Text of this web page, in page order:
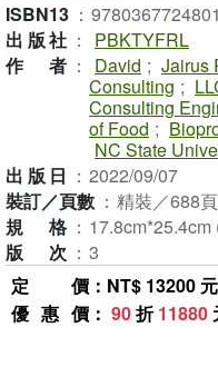
ISBN13 ： 9780367724801
出版社 ：
PBKTYFRL
作者 ： David ; Jairus
Consulting ;
Consulting
of Food ;
NC State
出版日 ： 2022/09/07
裝訂／頁數 ： 精裝／688頁
規格 ： 17.8cm*25.4cm
版次 ： 3
定價 ：NT$ 13200 元
優惠價 ： 90折11880